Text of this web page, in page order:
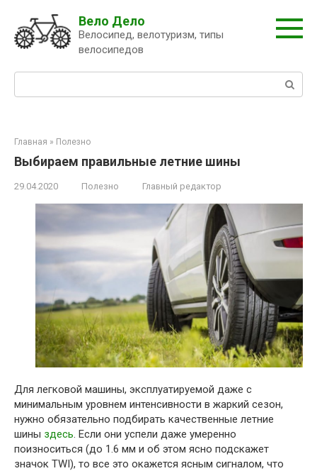
контенту
Вело Дело
Велосипед, велотуризм, типы
велосипедов
Главная » Полезно
Выбираем правильные летние шины
29.04.2020 Полезно Главный редактор
Для легковой машины, эксплуатируемой даже с
минимальным уровнем интенсивности в жаркий сезон,
нужно обязательно подбирать качественные летние
шины здесь. Если они успели даже умеренно
поизноситься (до 1.6 мм и об этом ясно подскажет
значок TWI), то все это окажется ясным сигналом, что